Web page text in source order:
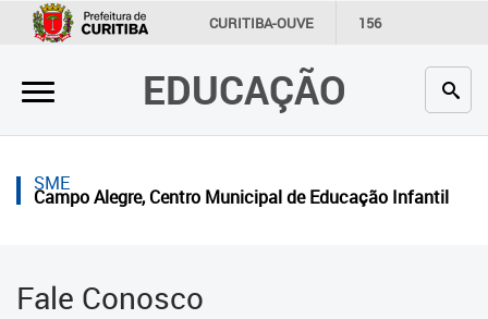
CURITIBA-OUVE 156
INFORMAÇÃO SECRETARIAS
EDUCAÇÃO
×
Inicial
Secretaria
Profissionais da educação
Comunidade
SME
Campo Alegre, Centro Municipal de Educação Infantil
Fale Conosco